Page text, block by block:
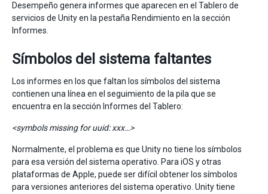
Desempeño genera informes que aparecen en el Tablero de
servicios de Unity en la pestaña Rendimiento en la sección
Informes.
Símbolos del sistema faltantes
Los informes en los que faltan los símbolos del sistema
contienen una línea en el seguimiento de la pila que se
encuentra en la sección Informes del Tablero:
<symbols missing for uuid: xxx…>
Normalmente, el problema es que Unity no tiene los símbolos
para esa versión del sistema operativo. Para iOS y otras
plataformas de Apple, puede ser difícil obtener los símbolos
para versiones anteriores del sistema operativo. Unity tiene